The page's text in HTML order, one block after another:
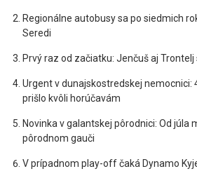
Regionálne autobusy sa po siedmich
Seredi
Prvý raz od začiatku: Jenčuš aj
Urgent v dunajskostredskej nemocnici:
prišlo kvôli horúčavám
Novinka v galantskej pôrodnici: Od júla
pôrodnom gauči
V prípadnom play-off čaká Dynamo